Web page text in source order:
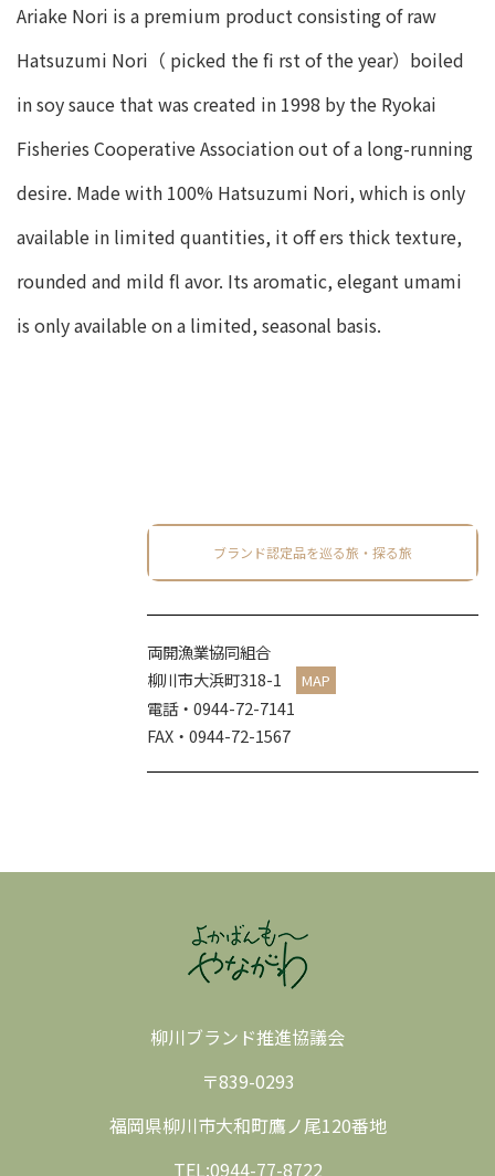
Ariake Nori is a premium product consisting of raw
Hatsuzumi Nori（ picked the fi rst of the year）boiled
in soy sauce that was created in 1998 by the Ryokai
Fisheries Cooperative Association out of a long-running
desire. Made with 100% Hatsuzumi Nori, which is only
available in limited quantities, it off ers thick texture,
rounded and mild fl avor. Its aromatic, elegant umami
is only available on a limited, seasonal basis.
ブランド認定品を巡る旅・探る旅
両開漁業協同組合
柳川市大浜町318-1
MAP
電話・0944-72-7141
FAX・0944-72-1567
柳川ブランド推進協議会
〒839-0293
福岡県柳川市大和町鷹ノ尾120番地
TEL:0944-77-8722